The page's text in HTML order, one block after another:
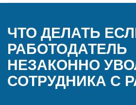
ЧТО ДЕЛАТЬ
РАБОТОДАТЕЛЬ
НЕЗАКОННО
СОТРУДНИКА С